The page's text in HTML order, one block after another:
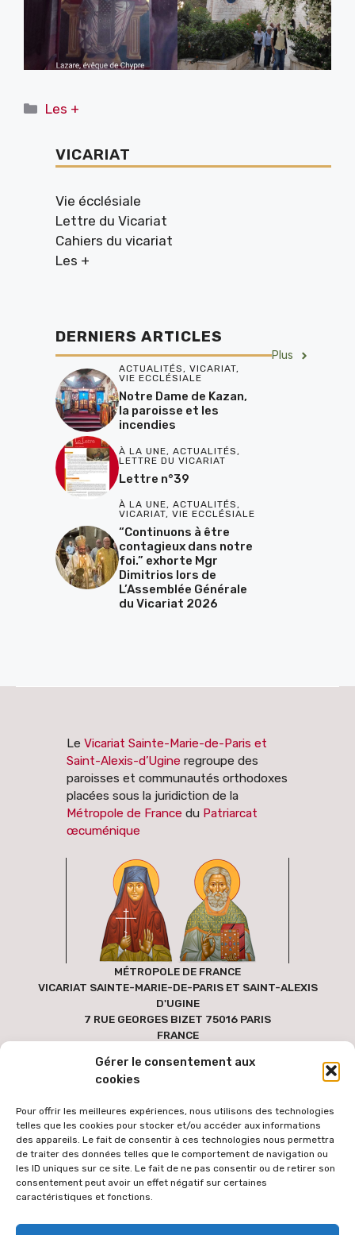
Gérer le consentement aux
cookies
Pour offrir les meilleures expériences, nous utilisons des technologies
telles que les cookies pour stocker et/ou accéder aux informations
des appareils. Le fait de consentir à ces technologies nous permettra
de traiter des données telles que le comportement de navigation ou
les ID uniques sur ce site. Le fait de ne pas consentir ou de retirer son
consentement peut avoir un effet négatif sur certaines
caractéristiques et fonctions.
Catégories
Les +
VICARIAT
Vie écclésiale
Lettre du Vicariat
Cahiers du vicariat
Les +
DERNIERS ARTICLES
Plus
ACTUALITÉS, VICARIAT,
VIE ECCLÉSIALE
Notre Dame de Kazan,
la paroisse et les
incendies
À LA UNE, ACTUALITÉS ,
LETTRE DU VICARIAT
Lettre n°39
À LA UNE, ACTUALITÉS,
VICARIAT, VIE ECCLÉSIALE
“Continuons à être
contagieux dans notre
foi.” exhorte Mgr
Dimitrios lors de
L’Assemblée Générale
du Vicariat 2026
Le Vicariat Sainte-Marie-de-Paris et
Saint-Alexis-d’Ugine regroupe des
paroisses et communautés orthodoxes
placées sous la juridiction de la
Métropole de France du Patriarcat
œcuménique
MÉTROPOLE DE FRANCE
VICARIAT SAINTE-MARIE-DE-PARIS ET SAINT-ALEXIS
D'UGINE
7 RUE GEORGES BIZET 75016 PARIS
FRANCE